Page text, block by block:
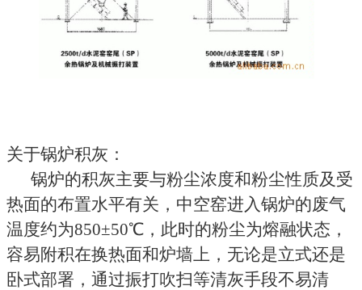
关于锅炉积灰：
锅炉的积灰主要与粉尘浓度和粉尘性质及受
热面的布置水平有关，中空窑进入锅炉的废气
温度约为850±50℃ ，此时的粉尘为熔融状态，
容易附积在换热面和炉墙上，无论是立式还是
卧式部署，通过振打吹扫等清灰手段不易清